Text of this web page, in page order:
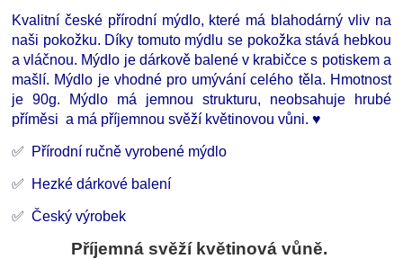
Kvalitní české přírodní mýdlo, které má blahodárný vliv na
naši pokožku. Díky tomuto mýdlu se pokožka stává hebkou
a vláčnou. Mýdlo je dárkově balené v krabičce s potiskem a
mašlí. Mýdlo je vhodné pro umývání celého těla. Hmotnost
je 90g. Mýdlo má jemnou strukturu, neobsahuje hrubé
příměsi a má příjemnou svěží květinovou vůni. ♥
✅ Přírodní ručně vyrobené mýdlo
✅ Hezké dárkové balení
✅Český výrobek
Příjemná svěží květinová vůně.